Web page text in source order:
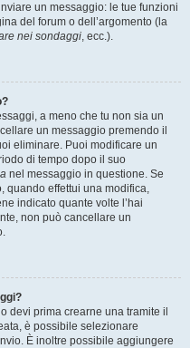
un messaggio: le tue funzioni
del forum o dell’argomento (la
nei sondaggi, ecc.).
a meno che tu non sia un
un messaggio premendo il
eliminare. Puoi modificare un
di tempo dopo il suo
nel messaggio in questione. Se
quando effettui una modifica,
indicato quante volte l’hai
non può cancellare un
devi prima crearne una tramite il
è possibile selezionare
È inoltre possibile aggiungere